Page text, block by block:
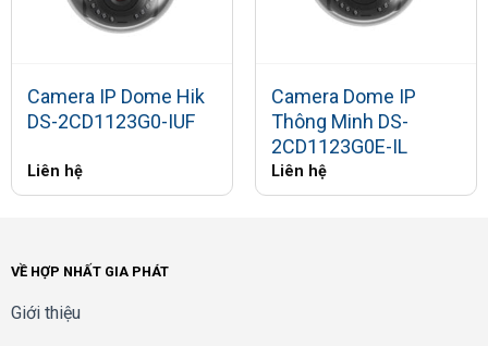
Camera IP Dome Hik
DS-2CD1123G0-IUF
Liên hệ
Camera Dome IP
Thông Minh DS-
2CD1123G0E-IL
Liên hệ
VỀ HỢP NHẤT GIA PHÁT
Giới thiệu